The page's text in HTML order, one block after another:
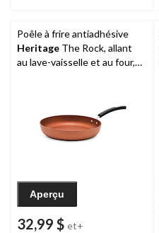
Poêle à frire antiadhésive
Heritage The Rock, allant
au lave-vaisselle et au four,
Aperçu
32,99 $ et+